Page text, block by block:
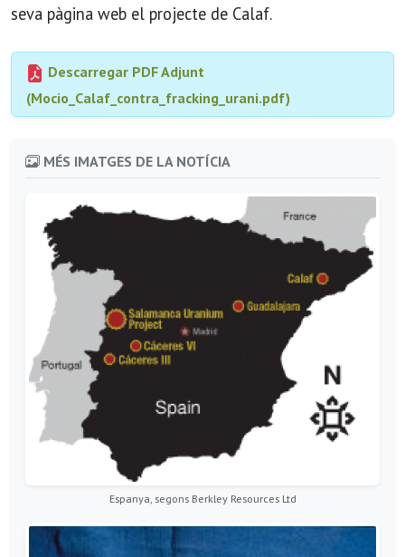
seva pàgina web el projecte de Calaf.
Descarregar PDF Adjunt
(Mocio_Calaf_contra_fracking_urani.pdf)
MÉS IMATGES DE LA NOTÍCIA
Espanya, segons Berkley Resources Ltd